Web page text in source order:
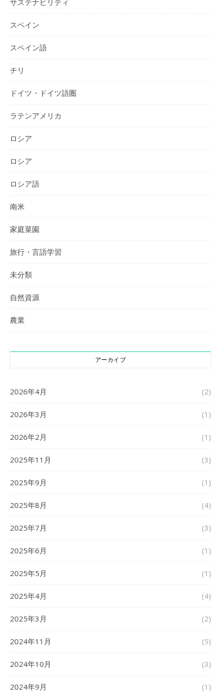
サステナビリティ
スペイン
スペイン語
チリ
ドイツ・ドイツ語圏
ラテンアメリカ
ロシア
ロシア
ロシア語
南米
家庭菜園
旅行・言語学習
未分類
自然資源
農業
アーカイブ
2026年4月 (2)
2026年3月 (1)
2026年2月 (1)
2025年11月 (3)
2025年9月 (1)
2025年8月 (4)
2025年7月 (3)
2025年6月 (1)
2025年5月 (1)
2025年4月 (4)
2025年3月 (2)
2024年11月 (5)
2024年10月 (3)
2024年9月 (1)